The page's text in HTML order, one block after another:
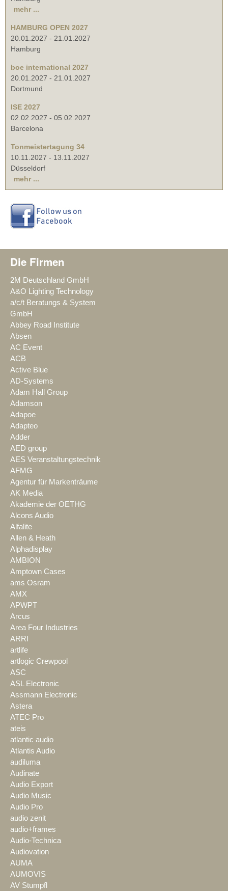
mehr ...
HAMBURG OPEN 2027
20.01.2027 - 21.01.2027
Hamburg
boe international 2027
20.01.2027 - 21.01.2027
Dortmund
ISE 2027
02.02.2027 - 05.02.2027
Barcelona
Tonmeistertagung 34
10.11.2027 - 13.11.2027
Düsseldorf
mehr ...
Die Firmen
2M Deutschland GmbH
A&O Lighting Technology
a/c/t Beratungs & System
GmbH
Abbey Road Institute
Absen
AC Event
ACB
Active Blue
AD-Systems
Adam Hall Group
Adamson
Adapoe
Adapteo
Adder
AED group
AES Veranstaltungstechnik
AFMG
Agentur für Markenträume
AK Media
Akademie der OETHG
Alcons Audio
Alfalite
Allen & Heath
Alphadisplay
AMBION
Amptown Cases
ams Osram
AMX
APWPT
Arcus
Area Four Industries
ARRI
artlife
artlogic Crewpool
ASC
ASL Electronic
Assmann Electronic
Astera
ATEC Pro
ateis
atlantic audio
Atlantis Audio
audiluma
Audinate
Audio Export
Audio Music
Audio Pro
audio zenit
audio+frames
Audio-Technica
Audiovation
AUMA
AUMOVIS
AV Stumpfl